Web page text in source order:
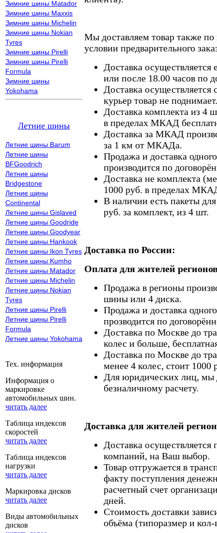
Зимние шины Matador
Зимние шины Maxxis
Зимние шины Michelin
Зимние шины Nokian
Tyres
Зимние шины Pirelli
Зимние шины Pirelli
Formula
Зимние шины
Yokohama
Летние шины
Летние шины Barum
Летние шины
BFGoodrich
Летние шины
Bridgestone
Летние шины
Continental
Летние шины Gislaved
Летние шины Goodride
Летние шины Goodyear
Летние шины Hankook
Летние шины Ikon Tyres
Летние шины Kumho
Летние шины Matador
Летние шины Michelin
Летние шины Nokian
Tyres
Летние шины Pirelli
Летние шины Pirelli
Formula
Летние шины Yokohama
Тех. информация
Информация о
маркировке
автомобильных шин.
читать далее
Таблица индексов
скоростей
читать далее
Таблица индексов
нагрузки
читать далее
Маркировка дисков
читать далее
Виды автомобильных
дисков
Мы доставляем товар также
условии предварительного
Доставка осуществляется
или после 18.00 часов по
Доставка осуществляется
курьер товар не поднимает.
Доставка комплекта из 4
в пределах МКАД
Доставка за МКАД
за 1 км от МКАДа.
Продажа и доставка
производится по
Доставка не комплекта
1000 руб. в пределах
В наличии есть пакеты
руб. за комплект, из 4 шт.
Доставка по России:
Оплата для жителей
Продажа в регионы
шины или 4 диска.
Продажа и доставка
прозводится по
Доставка по Москве до
колес и больше,
Доставка по Москве до
менее 4 колес, стоит 1000
Для юридических лиц, мы
безналичному расчету.
Доставка для жителей
Доставка
компаний, на Ваш выбор.
Товар отгружается в
факту поступления
расчетный счет
дней.
Стоимость доставки
объёма (типоразмер и кол-